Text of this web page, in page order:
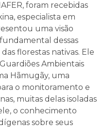
foram recebidas
especialista em
uma visão
dessas
florestas nativas. Ele
Ambientais
Hãmugãy, uma
o monitoramento e
muitas delas isoladas
o conhecimento
sobre seus